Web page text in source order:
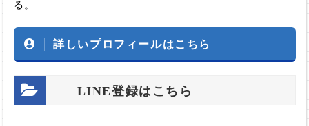
る。
詳しいプロフィールはこちら
LINE登録はこちら